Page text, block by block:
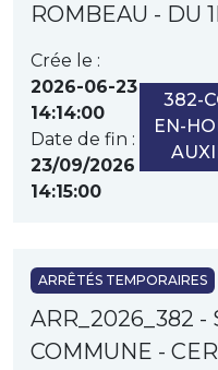
ROMBEAU - DU
Crée le :
2026-06-23
14:14:00
Date de fin :
23/09/2026
14:15:00
382-
EN-
ARRÊTÉS TEMPORAIRES
ARR_2026_382 -
COMMUNE -